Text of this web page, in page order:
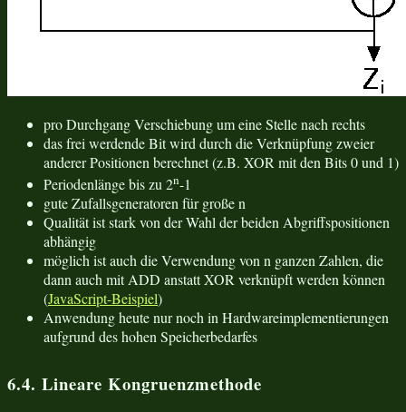
pro Durchgang Verschiebung um eine Stelle nach rechts
das frei werdende Bit wird durch die Verknüpfung zweier
anderer Positionen berechnet (z.B. XOR mit den Bits 0 und 1)
Periodenlänge bis zu 2n-1
gute Zufallsgeneratoren für große n
Qualität ist stark von der Wahl der beiden Abgriffspositionen
abhängig
möglich ist auch die Verwendung von n ganzen Zahlen, die
dann auch mit ADD anstatt XOR verknüpft werden können
(JavaScript-Beispiel)
Anwendung heute nur noch in Hardwareimplementierungen
aufgrund des hohen Speicherbedarfes
6.4. Lineare Kongruenzmethode